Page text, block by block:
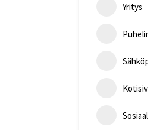
Yritys